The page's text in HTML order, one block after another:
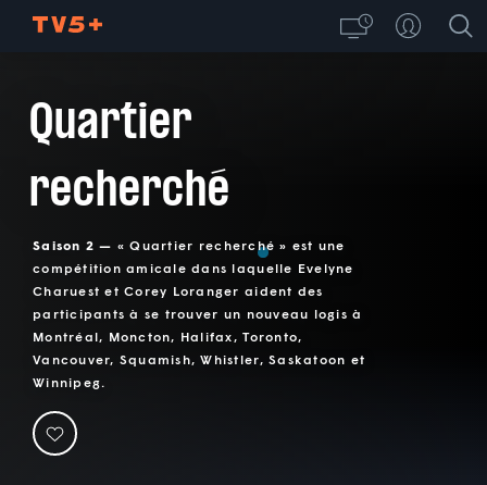
Quartier
recherché
Saison 2 — « Quartier recherché » est une
compétition amicale dans laquelle Evelyne
Charuest et Corey Loranger aident des
participants à se trouver un nouveau logis à
Montréal, Moncton, Halifax, Toronto,
Vancouver, Squamish, Whistler, Saskatoon et
Winnipeg.